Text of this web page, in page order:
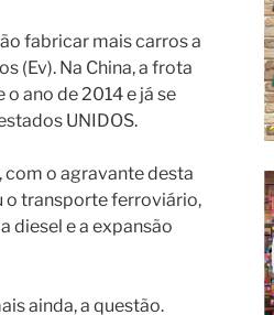
fabricar mais carros a
(Ev). Na China, a frota
ano de 2014 e já se
UNIDOS.
com o agravante desta
o transporte ferroviário,
diesel e a expansão
ainda, a questão.